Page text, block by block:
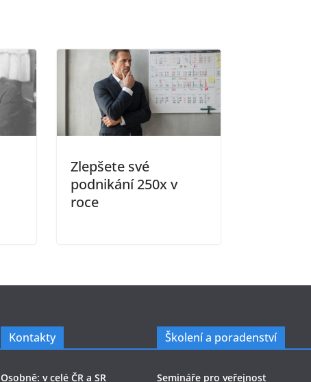
Zlepšete své
podnikání 250x v
roce
Kontakty
Osobně: v celé ČR a SR
Školení a poradenství
Semináře pro veřejnost